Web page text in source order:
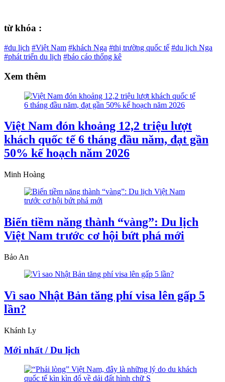
từ khóa :
#du lịch #Việt Nam #khách Nga #thị trường quốc tế #du lịch Nga
#phát triển du lịch #báo cáo thống kê
Xem thêm
Việt Nam đón khoảng 12,2 triệu lượt
khách quốc tế 6 tháng đầu năm, đạt gần
50% kế hoạch năm 2026
Minh Hoàng
Biến tiềm năng thành “vàng”: Du lịch
Việt Nam trước cơ hội bứt phá mới
Bảo An
Vì sao Nhật Bản tăng phí visa lên gấp 5
lần?
Khánh Ly
Mới nhất / Du lịch